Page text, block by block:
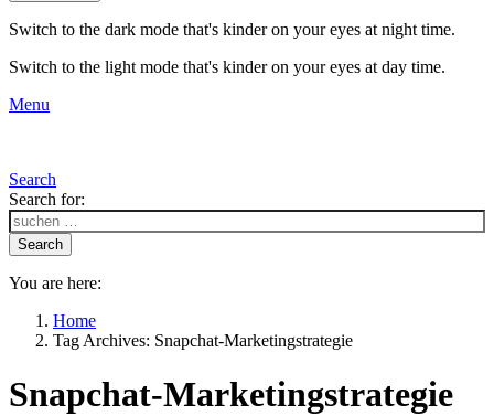
Switch to the dark mode that's kinder on your eyes at night time.
Switch to the light mode that's kinder on your eyes at day time.
Menu
Search
Search for:
Search
You are here:
Home
Tag Archives: Snapchat-Marketingstrategie
Snapchat-Marketingstrategie